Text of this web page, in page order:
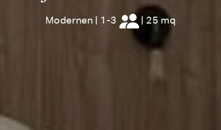
Modernen 1-3 25 mq